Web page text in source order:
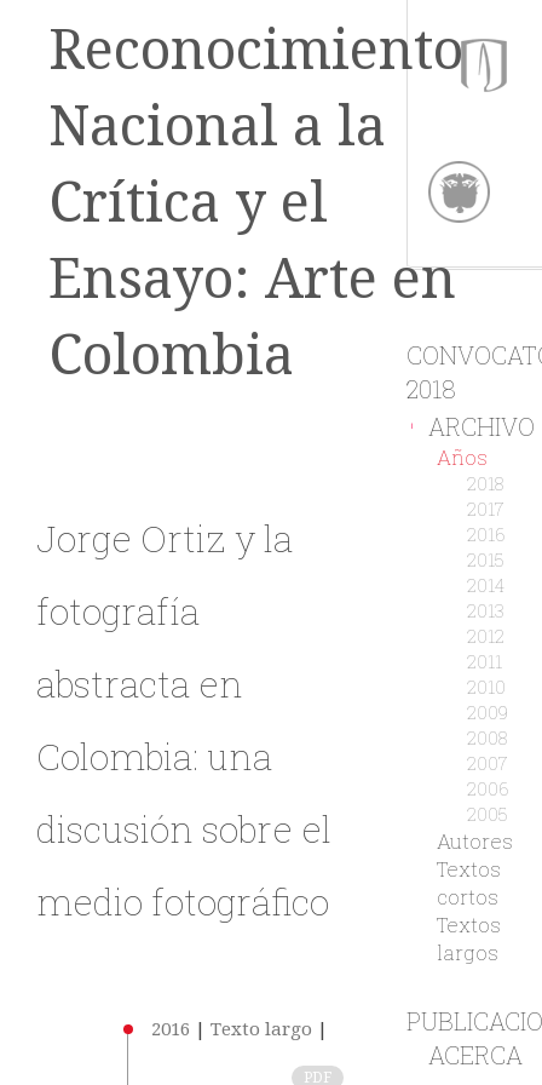
2018
- ARCHIVO
Años
2018
2017
2016
2015
2014
2013
2012
2011
2010
2009
2008
2007
2006
2005
Autores
Textos
cortos
Textos
largos
ACERCA
Reconocimiento
Nacional a la
Crítica y el
Ensayo: Arte en
Colombia
Jorge Ortiz y la
fotografía
abstracta en
Colombia: una
discusión sobre el
medio fotográfico
2016 | Texto largo |
PDF